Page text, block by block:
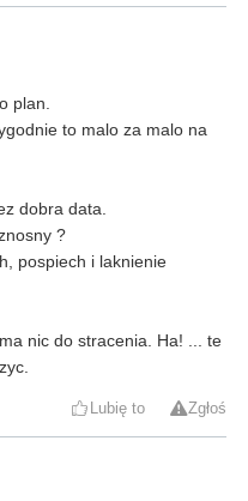
plan.
to malo za malo na
dobra data.
?
pospiech i laknienie
nic do stracenia. Ha! ... te
Lubię to Zgłoś